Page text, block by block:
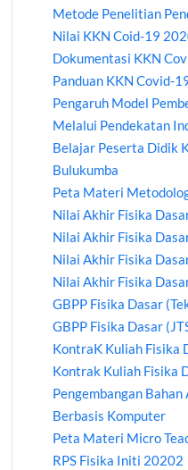
Metode Penelitian
Nilai KKN Coid-19
Dokumentasi KKN
Panduan KKN Covid-
Pengaruh Model
Melalui Pendekatan
Belajar Peserta Didik
Bulukumba
Peta Materi
Nilai Akhir Fisika
Nilai Akhir Fisika
Nilai Akhir Fisika
Nilai Akhir Fisika
GBPP Fisika Dasar
GBPP Fisika Dasar
KontraK Kuliah Fisika
Kontrak Kuliah Fisika
Pengembangan
Berbasis Komputer
Peta Materi Micro
RPS Fisika Initi 20202